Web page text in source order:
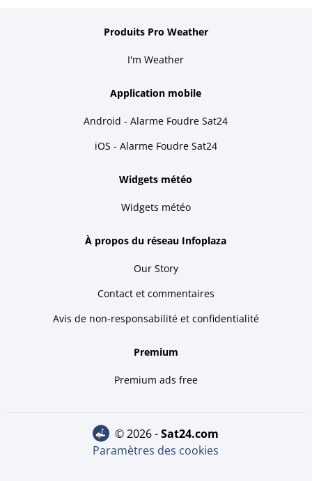
Produits Pro Weather
I'm Weather
Application mobile
Android - Alarme Foudre Sat24
iOS - Alarme Foudre Sat24
Widgets météo
Widgets météo
À propos du réseau Infoplaza
Our Story
Contact et commentaires
Avis de non-responsabilité et confidentialité
Premium
Premium ads free
© 2026 - sat24.com
Paramètres des cookies